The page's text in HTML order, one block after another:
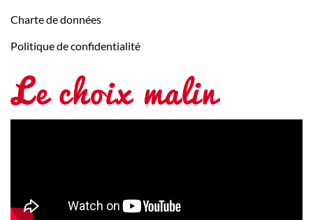
Charte de données
Politique de confidentialité